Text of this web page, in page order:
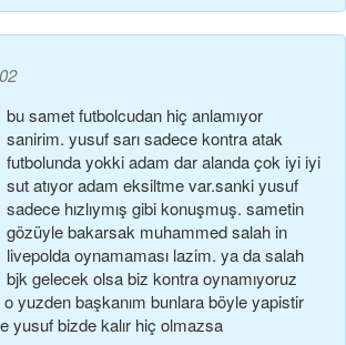
bu samet futbolcudan hiç anlamıyor
sanirim. yusuf sarı sadece kontra atak
futbolunda yokki adam dar alanda çok iyi iyi
sut atıyor adam eksiltme var.sanki yusuf
sadece hızlıymış gibi konuşmuş. sametin
gözüyle bakarsak muhammed salah in
livepolda oynamaması lazim. ya da salah
bjk gelecek olsa biz kontra oynamıyoruz
yuzden başkanım bunlara böyle yapistir
yusuf bizde kalır hiç olmazsa